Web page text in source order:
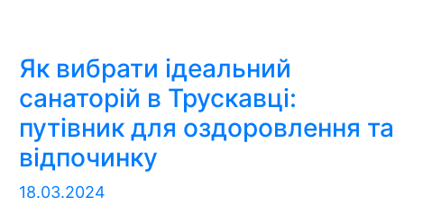
Як вибрати ідеальний
санаторій в Трускавці:
путівник для оздоровлення та
відпочинку
18.03.2024